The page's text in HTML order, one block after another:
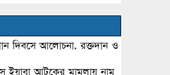
দিবসে আলোচনা, রক্তদান ও
ইয়াবা আটকের মামলায় নাম